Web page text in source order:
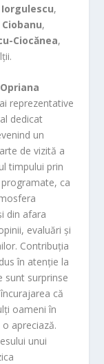
,
,
Ciocănea,
reprezentative
dedicat
un
de vizită a
timpului prin
ca
din afara
evaluări și
Contribuția
în atenție la
sunt surprinse
că
oameni în
apreciază.
unui